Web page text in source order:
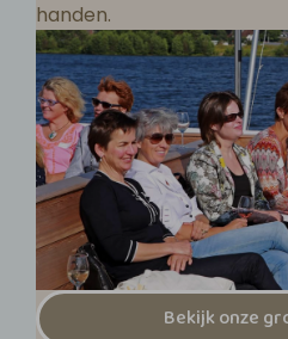
handen.
Bekijk onze